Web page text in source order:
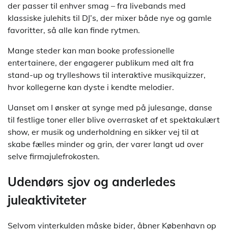
der passer til enhver smag – fra livebands med
klassiske julehits til DJ’s, der mixer både nye og gamle
favoritter, så alle kan finde rytmen.
Mange steder kan man booke professionelle
entertainere, der engagerer publikum med alt fra
stand-up og trylleshows til interaktive musikquizzer,
hvor kollegerne kan dyste i kendte melodier.
Uanset om I ønsker at synge med på julesange, danse
til festlige toner eller blive overrasket af et spektakulært
show, er musik og underholdning en sikker vej til at
skabe fælles minder og grin, der varer langt ud over
selve firmajulefrokosten.
Udendørs sjov og anderledes
juleaktiviteter
Selvom vinterkulden måske bider, åbner København op